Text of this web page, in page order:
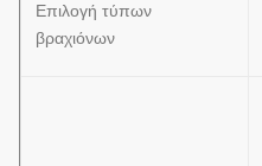
Επιλογή τύπων
βραχιόνων